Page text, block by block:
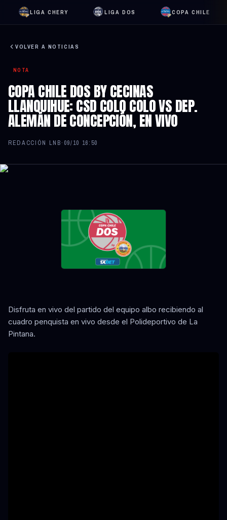
LIGA CHERY LIGA DOS COPA CHILE
VOLVER A NOTICIAS
NOTA
COPA CHILE DOS BY CECINAS
LLANQUIHUE: CSD COLO COLO VS DEP.
ALEMÁN DE CONCEPCIÓN, EN VIVO
REDACCIÓN LNB· 09/10 16:50
Disfruta en vivo del partido del equipo albo recibiendo al
cuadro penquista en vivo desde el Polideportivo de La
Pintana.